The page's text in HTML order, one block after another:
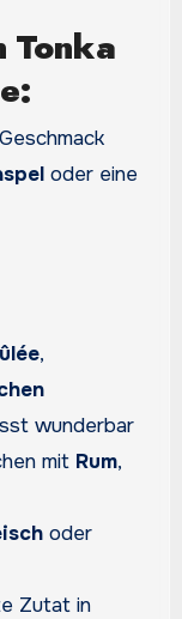
Tonka
oder eine
,
wunderbar
mit Rum,
oder
Zutat in